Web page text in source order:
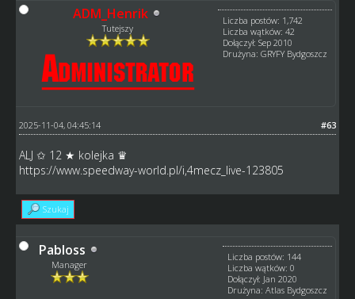
ADM_Henrik
Tutejszy
Liczba postów: 1,742
Liczba wątków: 42
Dołączył: Sep 2010
Drużyna: GRYFY Bydgoszcz
#63
2025-11-04, 04:45:14
ALJ ✩ 12 ★ kolejka ♛
https://www.speedway-world.pl/i,4mecz_live-123805
Szukaj
Pabloss
Manager
Liczba postów: 144
Liczba wątków: 0
Dołączył: Jan 2020
Drużyna: Atlas Bydgoszcz